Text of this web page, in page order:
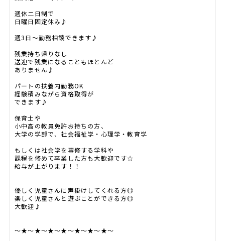
週休二日制で
日曜日固定休み♪
週3日～勤務相談できます♪
残業持ち帰りなし
送迎で残業になることもほとんど
ありません♪
パートの扶養内勤務OK
経験積みながら資格取得が
できます♪
保育士や
小中高の教員免許お持ちの方、
大学の学部で、社会福祉学・心理学・教育学
もしくは社会学を専修する学科や
課程を修めて卒業した方も大歓迎です☆
給与が上がります！！
優しく児童さんに声掛けしてくれる方◎
楽しく児童さんと遊ぶことができる方◎
大歓迎♪
～★～★～★～★～★～★～★～